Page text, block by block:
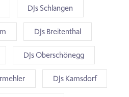
DJs Schlangen
DJs Breitenthal
DJs Oberschönegg
DJs Kamsdorf